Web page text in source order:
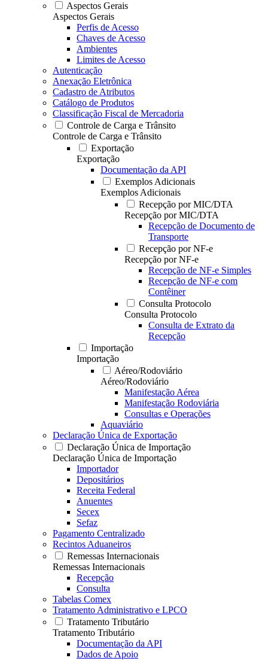
Aspectos Gerais
Aspectos Gerais
Perfis de Acesso
Chaves de Acesso
Ambientes
Limites de Acesso
Autenticação
Anexação Eletrônica
Cadastro de Atributos
Catálogo de Produtos
Classificação Fiscal de Mercadoria
Controle de Carga e Trânsito
Controle de Carga e Trânsito
Exportação
Exportação
Documentação da API
Exemplos Adicionais
Exemplos Adicionais
Recepção por MIC/DTA
Recepção por MIC/DTA
Recepção de Documento de
Transporte
Recepção por NF-e
Recepção por NF-e
Recepção de NF-e Simples
Recepção de NF-e com
Contêiner
Consulta Protocolo
Consulta Protocolo
Consulta de Extrato da
Recepção
Importação
Importação
Aéreo/Rodoviário
Aéreo/Rodoviário
Manifestação Aérea
Manifestação Rodoviária
Consultas e Operações
Aquaviário
Declaração Única de Exportação
Declaração Única de Importação
Declaração Única de Importação
Importador
Depositários
Receita Federal
Anuentes
Secex
Sefaz
Pagamento Centralizado
Recintos Aduaneiros
Remessas Internacionais
Remessas Internacionais
Recepção
Consulta
Tabelas Comex
Tratamento Administrativo e LPCO
Tratamento Tributário
Tratamento Tributário
Documentação da API
Dados de Apoio